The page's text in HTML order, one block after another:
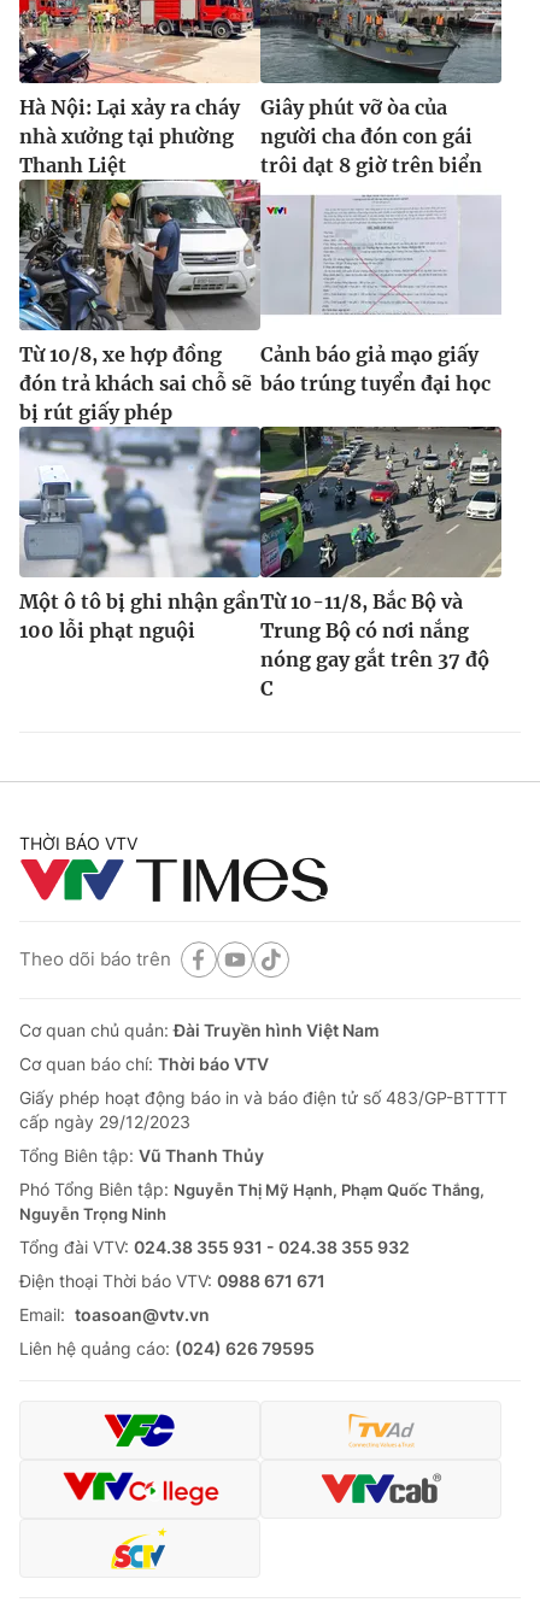
Hà Nội: Lại xảy ra cháy
nhà xưởng tại phường
Thanh Liệt
Giây phút vỡ òa của
người cha đón con gái
trôi dạt 8 giờ trên biển
Từ 10/8, xe hợp đồng
đón trả khách sai chỗ sẽ
bị rút giấy phép
Cảnh báo giả mạo giấy
báo trúng tuyển đại học
Một ô tô bị ghi nhận gần
100 lỗi phạt nguội
Từ 10-11/8, Bắc Bộ và
Trung Bộ có nơi nắng
nóng gay gắt trên 37 độ
C
THỜI BÁO VTV
Theo dõi báo trên
Cơ quan chủ quản:Đài Truyền hình Việt Nam
Cơ quan báo chí: Thời báo VTV
Giấy phép hoạt động báo in và báo điện tử số 483/GP-BTTTT
cấp ngày 29/12/2023
Tổng Biên tập: Vũ Thanh Thủy
Phó Tổng Biên tập: Nguyễn Thị Mỹ Hạnh, Phạm Quốc Thắng,
Nguyễn Trọng Ninh
Tổng đài VTV: 024.38 355 931 - 024.38 355 932
Ðiện thoại Thời báo VTV: 0988 671 671
Email: toasoan@vtv.vn
Liên hệ quảng cáo: (024) 626 79595